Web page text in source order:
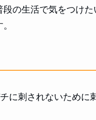
段の生活で気をつけた
に刺されないために